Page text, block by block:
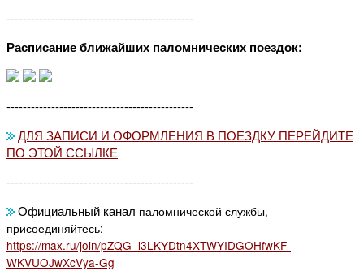
----------------------------------------------
Расписание ближайших паломнических поездок:
----------------------------------------------
ДЛЯ ЗАПИСИ И ОФОРМЛЕНИЯ В ПОЕЗДКУ ПЕРЕЙДИТЕ
ПО ЭТОЙ ССЫЛКЕ
----------------------------------------------
Официальный канал паломнической службы,
присоединяйтесь:
https://max.ru/join/pZQG_l3LKYDtn4XTWYIDGOHfwKF-
WKVUOJwXcVya-Gg